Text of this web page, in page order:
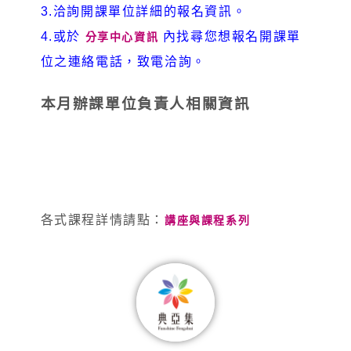
3.洽詢開課單位詳細的報名資訊。
4.或於 分享中心資訊 內找尋您想報名開課單
位之連絡電話，致電洽詢。
本月辦課單位負責人相關資訊
各式課程詳情請點： 講座與課程系列